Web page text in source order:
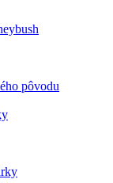
pôvodu